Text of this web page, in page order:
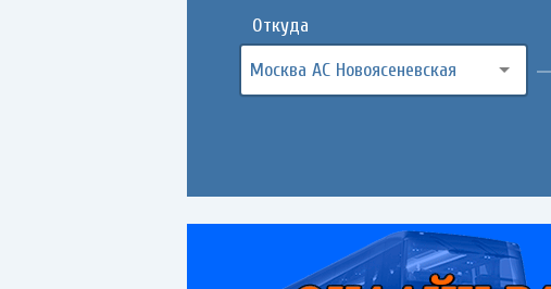
Откуда
Москва АС Новоясеневская